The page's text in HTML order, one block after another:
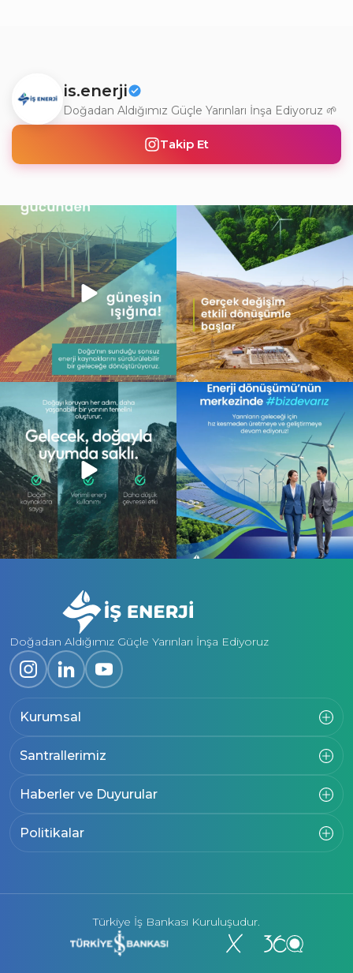
is.enerji
Doğadan Aldığımız Güçle Yarınları İnşa Ediyoruz 🌱
Takip Et
Doğanın gücünü teknolojiyle
buluşturarak, yarının
...
2 0
Gerçek dönüşüm, yalnızca değişimi
görmek değil; o...
6 0
Gelecek, doğayla uyum içinde atılan
adımlarla...
13 0
Enerji dönüşümünün merkezinde,
daha sürdürülebilir
10 0
Doğadan Aldığımız Güçle Yarınları İnşa Ediyoruz
Kurumsal
Santrallerimiz
Haberler ve Duyurular
Politikalar
Türkiye İş Bankası Kuruluşudur.